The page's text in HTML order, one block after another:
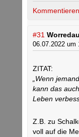
Kommentieren
#31 Worredau
06.07.2022 um
ZITAT:
„Wenn
kann das
Leben
Z.B. zu
voll auf die